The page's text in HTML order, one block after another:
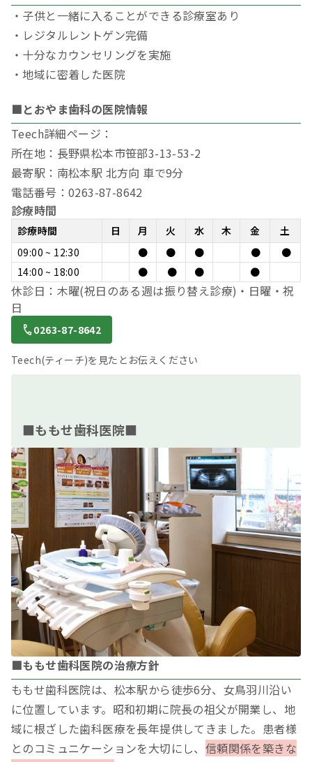
・子供と一緒に入ることができる診療室あり
・レジタルレントゲン完備
・十分なカウンセリングを実施
・地域に密着した医院
■とおやま歯科の医院情報
Teech詳細ページ：
所在地：長野県松本市笹部3-13-53-2
最寄駅：南松本駅 北方向 車で9分
電話番号：0263-87-8642
診療時間
診療時間 日 月 火 水 木 金
土
09:00 ~ 12:30
● ● ● ●
●
14:00 ~ 18:00
● ● ● ●
休診日：木曜(祝日のある週は振り替え診療)・日曜・祝
日
0263-87-8642
Teech(ティーチ)を見たとお伝えください
■ももせ歯科医院■
■ももせ歯科医院の治療方針
ももせ歯科医院は、松本駅から徒歩6分、女鳥羽川沿い
に位置しています。昭和初期に院長の祖父が開業し、地
域に根ざした歯科医療を長年提供してきました。患者様
とのコミュニケーションを大切にし、 信頼関係を築きな